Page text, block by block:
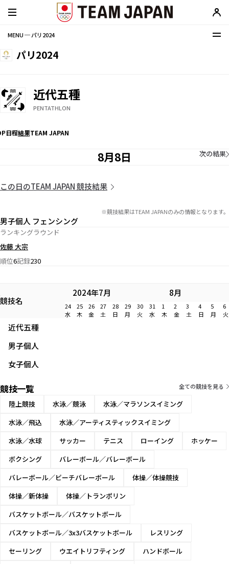
MENU ─ パリ2024
パリ2024
近代五種
PENTATHLON
日程結果TEAM JAPAN
8月8日 次の結果
この日のTEAM JAPAN 競技結果
※競技結果はTEAM JAPANのみの情報となります。
男子個人 フェンシング
ランキングラウンド
佐藤 大宗
順位6記録230
競技名
2024年7月 8月
24 25 26 27 28 29 30 31 1 2 3 4 5
6
水
木 金 土 日 月 火 水 木 金 土 日 月 火
近代五種
男子個人
女子個人
競技一覧 全ての競技を見る
陸上競技 水泳／競泳
水泳／マラソンスイミング
水泳／飛込
水泳／アーティスティックスイミング
水泳／水球
サッカー テニス ローイング
ホッケー
ボクシング
バレーボール／バレーボール
バレーボール／ビーチバレーボール
体操／体操競技
体操／新体操
体操／トランポリン
バスケットボール／バスケットボール
バスケットボール／3x3バスケットボール
レスリング
セーリング
ウエイトリフティング
ハンドボール